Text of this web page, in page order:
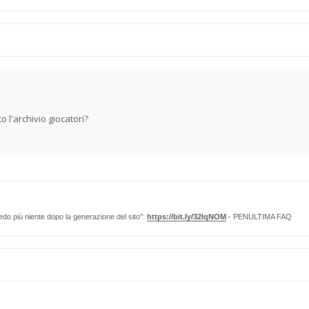
l'archivio giocatori?
più niente dopo la generazione del sito”: https://bit.ly/32lqNOM - PENULTIMA FAQ